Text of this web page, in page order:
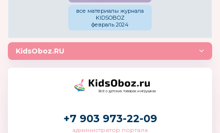
все материалы журнала
KIDSOBOZ
февраль 2024
KidsOboz.RU
Всё о детских товарах и игрушках
+7 903 973-22-09
администратор портала